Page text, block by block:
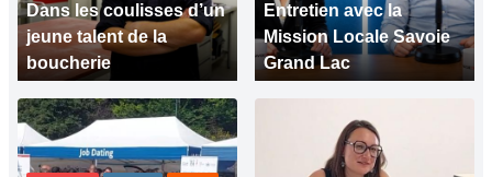
Dans les coulisses d’un
jeune talent de la
boucherie
Entretien avec la
Mission Locale Savoie
Grand Lac